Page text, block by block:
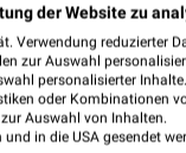
Möbel Boss
der Website zu
Verwendung reduzierter
zur Auswahl
personalisierter
oder Kombinationen
Auswahl von Inhalten.
in die USA gesendet